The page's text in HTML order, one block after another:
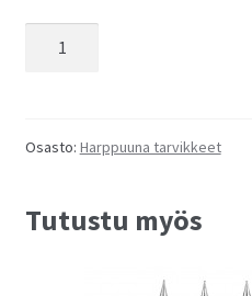
Osasto: Harppuuna tarvikkeet
Tutustu myös